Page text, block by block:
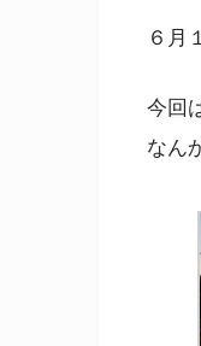
６月
今回
なん